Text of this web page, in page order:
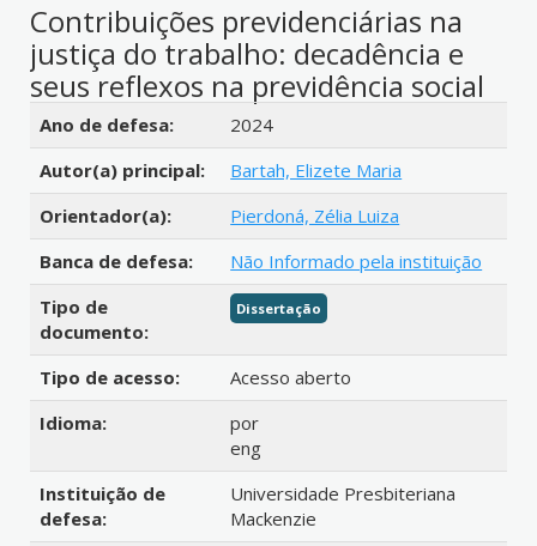
Contribuições previdenciárias na
justiça do trabalho: decadência e
seus reflexos na previdência social
Detalhes bibliográficos
Ano de defesa:
2024
Autor(a) principal:
Bartah, Elizete Maria
Orientador(a):
Pierdoná, Zélia Luiza
Banca de defesa:
Não Informado pela instituição
Tipo de
documento:
Dissertação
Tipo de acesso:
Acesso aberto
Idioma:
por
eng
Instituição de
defesa:
Universidade Presbiteriana
Mackenzie